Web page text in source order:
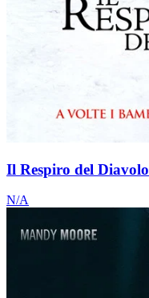
Il Respiro del Diavolo
N/A